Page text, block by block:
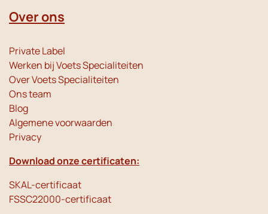
Over ons
Private Label
Werken bij Voets Specialiteiten
Over Voets Specialiteiten
Ons team
Blog
Algemene voorwaarden
Privacy
Download onze certificaten:
SKAL-certificaat
FSSC22000-certificaat